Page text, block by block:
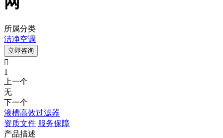
所属分类
洁净空调
立即咨询

1
上一个
无
下一个
液槽高效过滤器
资质文件 服务保障
产品描述